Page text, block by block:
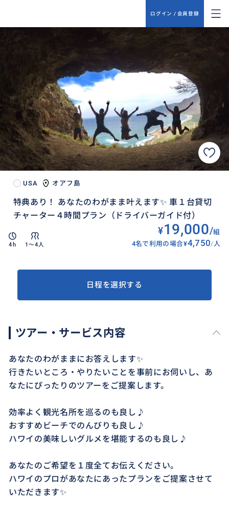
ログイン / 会員登録
USA オアフ島
特典あり！ あなたのわがまま叶えます✨ 車１台貸切
チャーター４時間プラン（ドライバーガイド付）
4h 1〜4人
¥19,000/組
4名で利用の場合¥4,750/ 人
日程を選択する
ツアー・サービス内容
あなたのわがままにお答えします✨
行きたいところ・やりたいことを事前にお伺いし、あ
なたにぴったりのツアーをご提案します。
効率よく観光名所を巡るのも良し♪
おすすめビーチでのんびりも良し♪
ハワイの美味しいグルメを堪能するのも良し♪
あなたのご希望を１度全てお伝えください。
ハワイのプロがあなたにあったプランをご提案させて
いただきます✨